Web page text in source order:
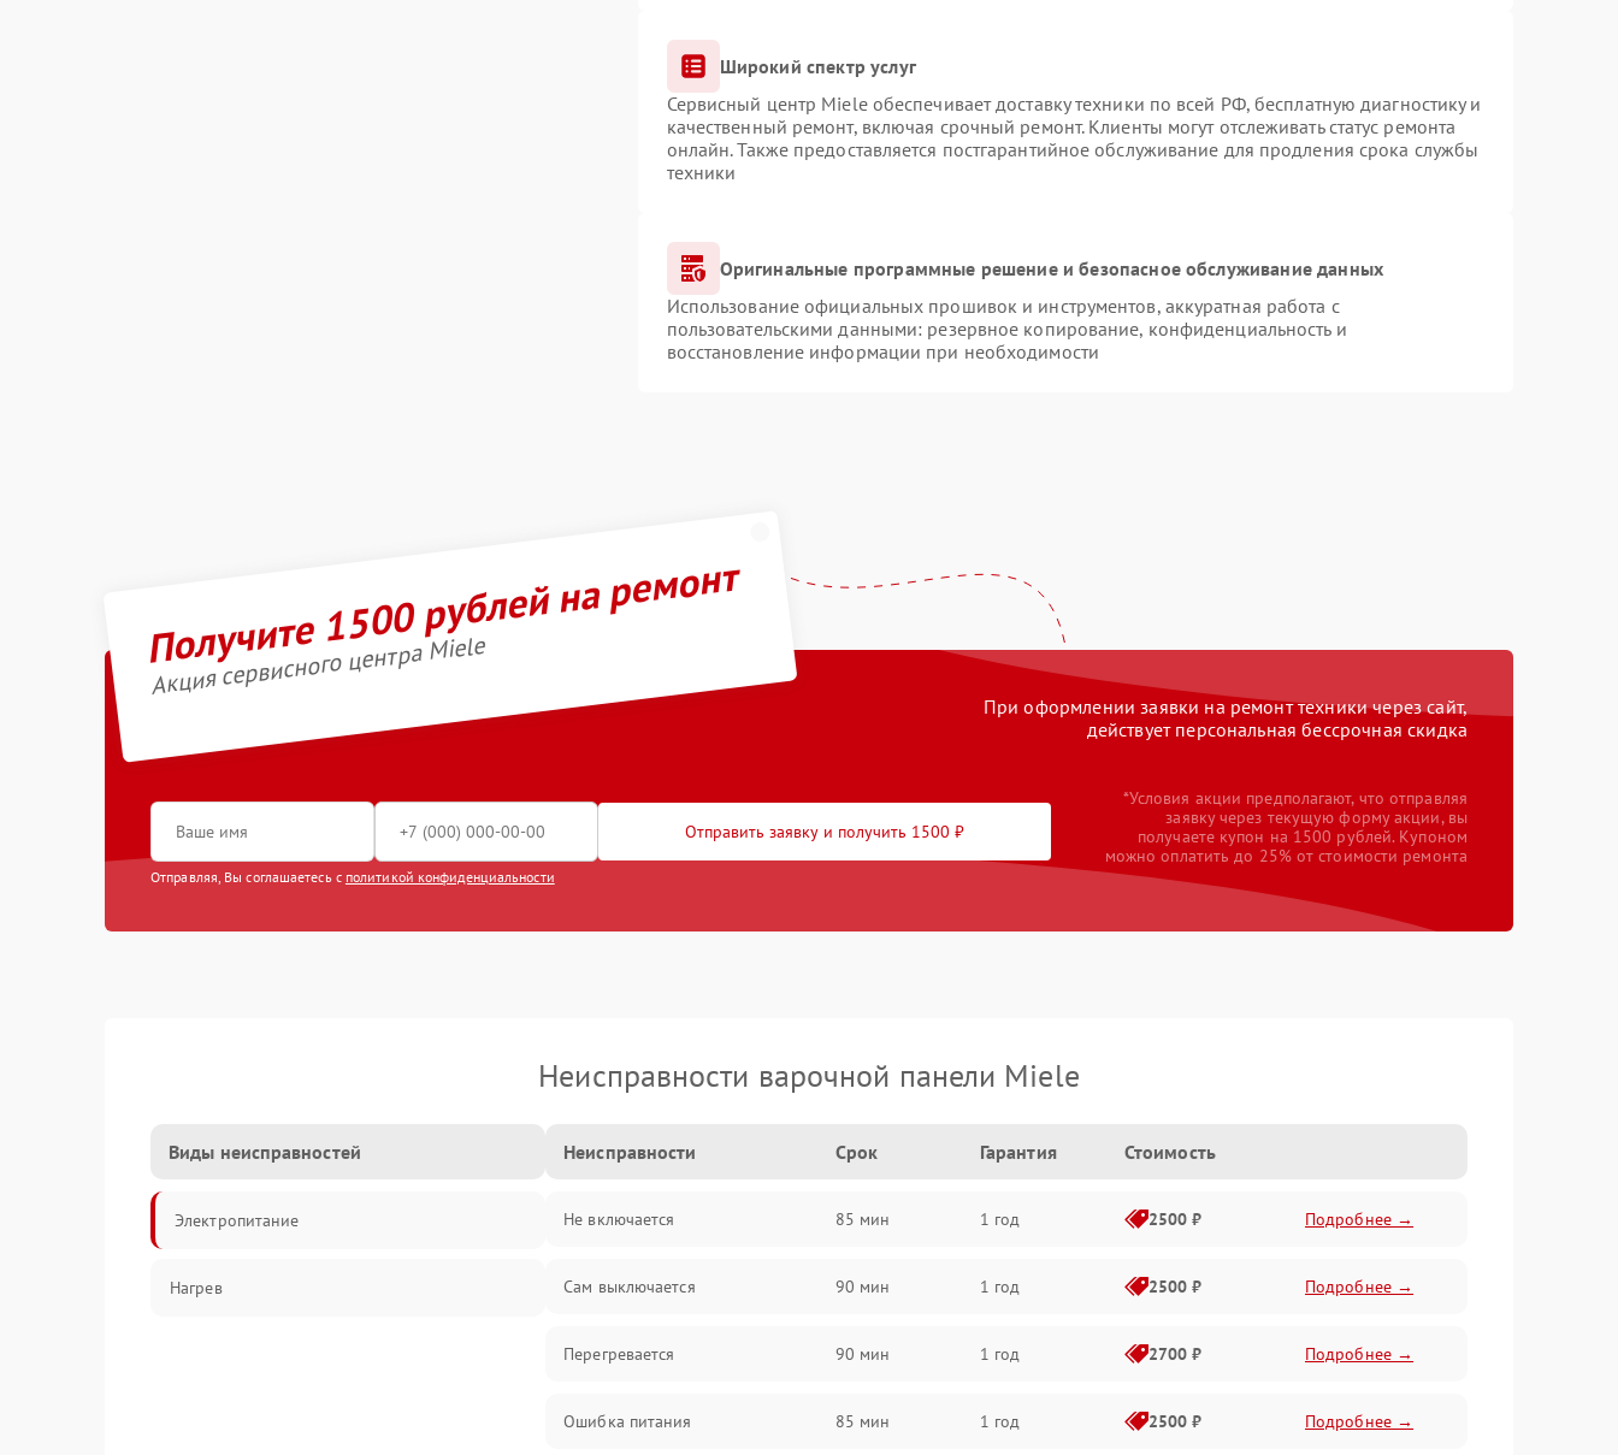
Широкий спектр услуг
Сервисный центр Miele обеспечивает доставку техники по всей РФ, бесплатную диагностику и
качественный ремонт, включая срочный ремонт. Клиенты могут отслеживать статус ремонта
онлайн. Также предоставляется постгарантийное обслуживание для продления срока службы
техники
Оригинальные программные решение и безопасное обслуживание данных
Использование официальных прошивок и инструментов, аккуратная работа с
пользовательскими данными: резервное копирование, конфиденциальность и
восстановление информации при необходимости
Получите 1500 рублей на ремонт
Акция сервисного центра Miele
При оформлении заявки на ремонт техники через сайт,
действует персональная бессрочная скидка
Отправить заявку и получить 1500 ₽
Отправляя, Вы соглашаетесь с политикой конфиденциальности
*Условия акции предполагают, что отправляя
заявку через текущую форму акции, вы
получаете купон на 1500 рублей. Купоном
можно оплатить до 25% от стоимости ремонта
Неисправности варочной панели Miele
Виды неисправностей
Электропитание
Нагрев
Неисправности Срок Гарантия Стоимость
Не включается 85 мин 1 год 2500 ₽ Подробнее →
Сам выключается 90 мин 1 год 2500 ₽ Подробнее →
Перегревается 90 мин 1 год 2700 ₽ Подробнее →
Ошибка питания 85 мин 1 год 2500 ₽ Подробнее →